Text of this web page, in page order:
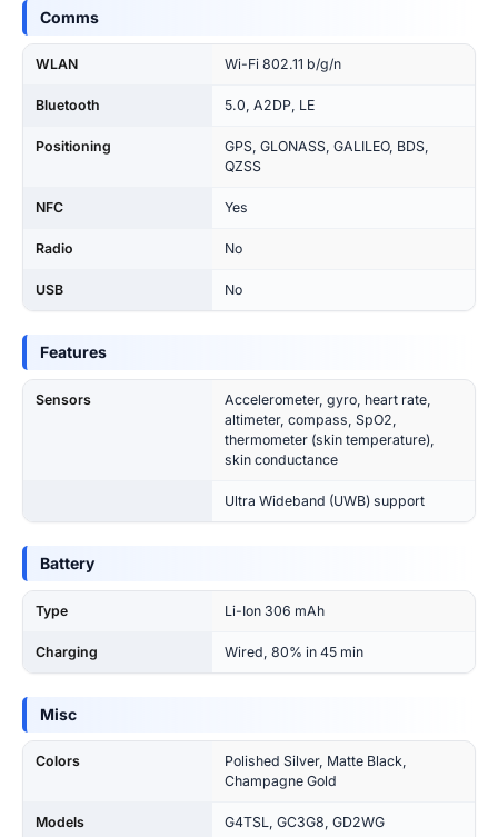
Comms
WLAN Wi-Fi 802.11 b/g/n
Bluetooth 5.0, A2DP, LE
Positioning
GPS, GLONASS, GALILEO, BDS,
QZSS
NFC Yes
Radio No
USB No
Features
Sensors
Accelerometer, gyro, heart rate,
altimeter, compass, SpO2,
thermometer (skin temperature),
skin conductance
Ultra Wideband (UWB) support
Battery
Type Li-Ion 306 mAh
Charging Wired, 80% in 45 min
Misc
Colors
Polished Silver, Matte Black,
Champagne Gold
Models G4TSL, GC3G8, GD2WG